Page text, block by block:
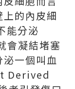
的內皮細
能分泌
會凝結堵塞
一個叫血
Derived